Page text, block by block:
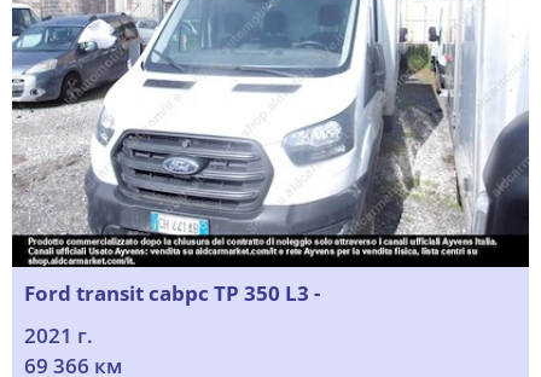
Ford transit cabpc TP 350 L3 -
2021 г.
69 366 км